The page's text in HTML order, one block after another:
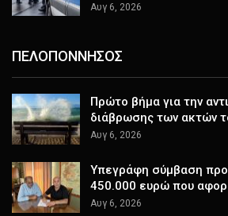
Αυγ 6, 2026
ΠΕΛΟΠΟΝΝΗΣΟΣ
Πρώτο βήμα για την
διάβρωσης των ακτών
Αυγ 6, 2026
Υπεγράφη σύμβαση
450.000 ευρώ που
Αυγ 6, 2026